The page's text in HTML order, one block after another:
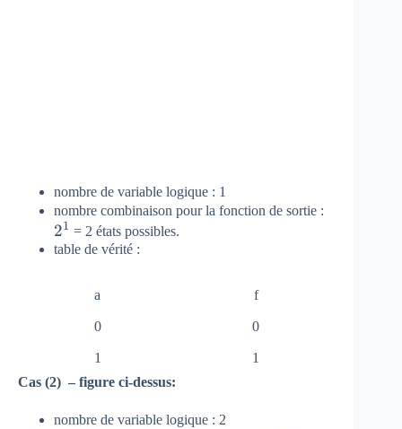
nombre de variable logique : 1
nombre combinaison pour la fonction de sortie :
21 = 2 états possibles.
table de vérité :
a f
0 0
1
1
Cas (2) – figure ci-dessus:
nombre de variable logique : 2